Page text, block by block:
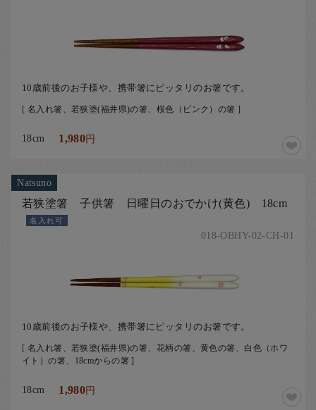
10歳前後のお子様や、携帯箸にピッタリのお箸です。
[ 名入れ箸、若狭塗(福井県)の箸、桜色（ピンク）の箸 ]
18cm 1,980円
Natsuno
若狭塗箸 子供箸 日曜日のおでかけ(黄色) 18cm
名入れ可
018-OBHY-02-CH-01
10歳前後のお子様や、携帯箸にピッタリのお箸です。
[ 名入れ箸、若狭塗(福井県)の箸、花柄の箸、黄色の箸、白色（ホワ
イト）の箸、18cmからの箸 ]
18cm 1,980円